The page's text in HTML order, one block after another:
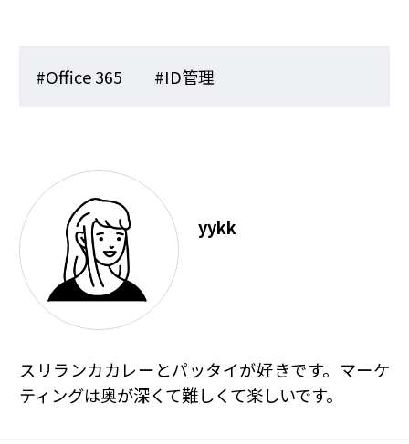
#Office 365 #ID管理
yykk
スリランカカレーとパッタイが好きです。マーケ
ティングは奥が深くて難しくて楽しいです。